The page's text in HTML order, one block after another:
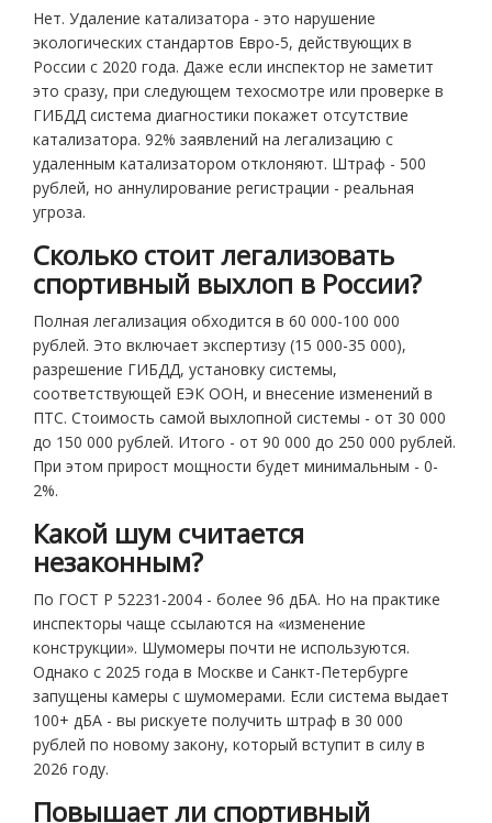
Нет. Удаление катализатора - это нарушение
экологических стандартов Евро-5, действующих в
России с 2020 года. Даже если инспектор не заметит
это сразу, при следующем техосмотре или проверке в
ГИБДД система диагностики покажет отсутствие
катализатора. 92% заявлений на легализацию с
удаленным катализатором отклоняют. Штраф - 500
рублей, но аннулирование регистрации - реальная
угроза.
Сколько стоит легализовать
спортивный выхлоп в России?
Полная легализация обходится в 60 000-100 000
рублей. Это включает экспертизу (15 000-35 000),
разрешение ГИБДД, установку системы,
соответствующей ЕЭК ООН, и внесение изменений в
ПТС. Стоимость самой выхлопной системы - от 30 000
до 150 000 рублей. Итого - от 90 000 до 250 000 рублей.
При этом прирост мощности будет минимальным - 0-
2%.
Какой шум считается
незаконным?
По ГОСТ Р 52231-2004 - более 96 дБА. Но на практике
инспекторы чаще ссылаются на «изменение
конструкции». Шумомеры почти не используются.
Однако с 2025 года в Москве и Санкт-Петербурге
запущены камеры с шумомерами. Если система выдает
100+ дБА - вы рискуете получить штраф в 30 000
рублей по новому закону, который вступит в силу в
2026 году.
Повышает ли спортивный